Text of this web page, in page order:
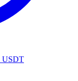
USDT